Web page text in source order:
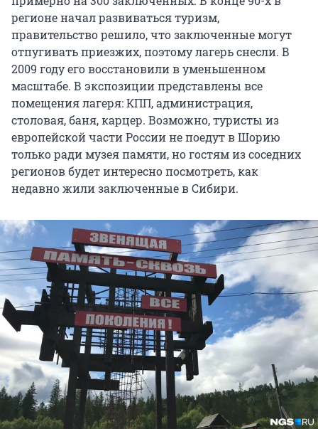
регионе начал развиваться туризм,
правительство решило, что заключенные могут
отпугивать приезжих, поэтому лагерь снесли. В
2009 году его восстановили в уменьшенном
масштабе. В экспозиции представлены все
помещения лагеря: КПП, администрация,
столовая, баня, карцер. Возможно, туристы из
европейской части России не поедут в Шорию
только ради музея памяти, но гостям из соседних
регионов будет интересно посмотреть, как
недавно жили заключенные в Сибири.